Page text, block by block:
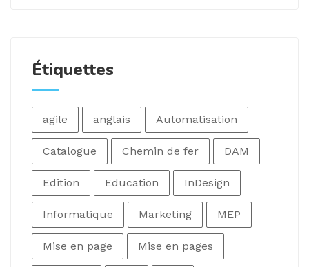
Étiquettes
agile anglais Automatisation
Catalogue Chemin de fer DAM
Edition Education InDesign
Informatique Marketing MEP
Mise en page Mise en pages